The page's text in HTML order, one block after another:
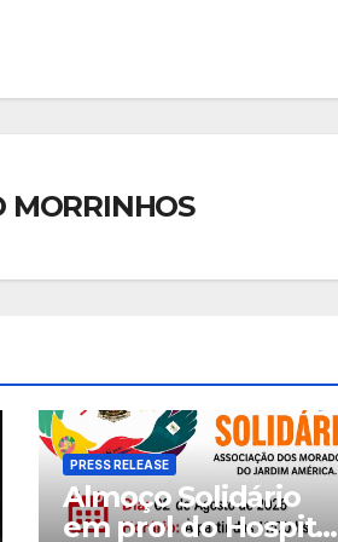
MORRINHOS
PRESS RELEASE
Almoço Solidário
em prol do Hospital